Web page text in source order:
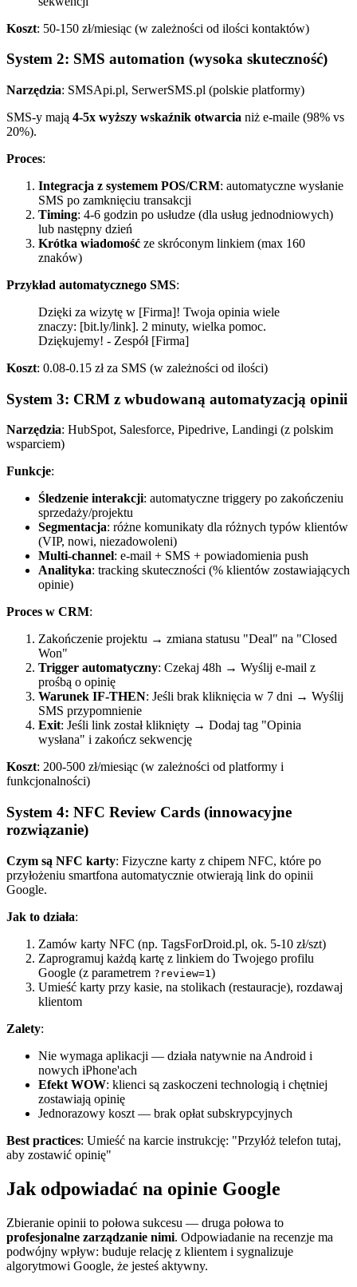
Koszt: 50-150 zł/miesiąc (w zależności od ilości kontaktów)
System 2: SMS automation (wysoka skuteczność)
Narzędzia: SMSApi.pl, SerwerSMS.pl (polskie platformy)
SMS-y mają 4-5x wyższy wskaźnik otwarcia niż e-maile (98% vs
20%).
Proces:
Integracja z systemem POS/CRM: automatyczne wysłanie
SMS po zamknięciu transakcji
Timing: 4-6 godzin po usłudze (dla usług jednodniowych)
lub następny dzień
Krótka wiadomość ze skróconym linkiem (max 160
znaków)
Przykład automatycznego SMS:
Dzięki za wizytę w [Firma]! Twoja opinia wiele
znaczy: [bit.ly/link]. 2 minuty, wielka pomoc.
Dziękujemy! - Zespół [Firma]
Koszt: 0.08-0.15 zł za SMS (w zależności od ilości)
System 3: CRM z wbudowaną automatyzacją opinii
Narzędzia: HubSpot, Salesforce, Pipedrive, Landingi (z polskim
wsparciem)
Funkcje:
Śledzenie interakcji: automatyczne triggery po zakończeniu
sprzedaży/projektu
Segmentacja: różne komunikaty dla różnych typów klientów
(VIP, nowi, niezadowoleni)
Multi-channel: e-mail + SMS + powiadomienia push
Analityka: tracking skuteczności (% klientów zostawiających
opinie)
Proces w CRM:
Zakończenie projektu → zmiana statusu "Deal" na "Closed
Won"
Trigger automatyczny: Czekaj 48h → Wyślij e-mail z
prośbą o opinię
Warunek IF-THEN: Jeśli brak kliknięcia w 7 dni → Wyślij
SMS przypomnienie
Exit: Jeśli link został kliknięty → Dodaj tag "Opinia
wysłana" i zakończ sekwencję
Koszt: 200-500 zł/miesiąc (w zależności od platformy i
funkcjonalności)
System 4: NFC Review Cards (innowacyjne
rozwiązanie)
Czym są NFC karty: Fizyczne karty z chipem NFC, które po
przyłożeniu smartfona automatycznie otwierają link do opinii
Google.
Jak to działa:
Zamów karty NFC (np. TagsForDroid.pl, ok. 5-10 zł/szt)
Zaprogramuj każdą kartę z linkiem do Twojego profilu
Google (z parametrem ?review=1 )
Umieść karty przy kasie, na stolikach (restauracje), rozdawaj
klientom
Zalety:
Nie wymaga aplikacji — działa natywnie na Android i
nowych iPhone'ach
Efekt WOW: klienci są zaskoczeni technologią i chętniej
zostawiają opinię
Jednorazowy koszt — brak opłat subskrypcyjnych
Best practices: Umieść na karcie instrukcję: "Przyłóż telefon tutaj,
aby zostawić opinię"
Jak odpowiadać na opinie Google
Zbieranie opinii to połowa sukcesu — druga połowa to
profesjonalne zarządzanie nimi. Odpowiadanie na recenzje ma
podwójny wpływ: buduje relację z klientem i sygnalizuje
algorytmowi Google, że jesteś aktywny.